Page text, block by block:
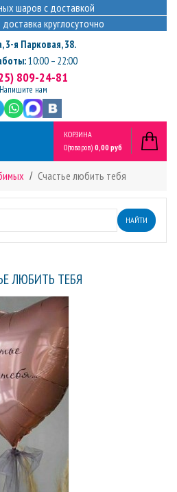
шаров с доставкой
круглосуточно
,3-я Парковая, 38.
10:00 – 22:00
809-24-81
Напишите нам
КОРЗИНА
0(товаров) 0,00 руб
Счастье любить тебя
НАЙТИ
ЛЮБИТЬ ТЕБЯ